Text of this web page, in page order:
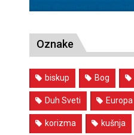
Oznake
biskup Bog
Duh Sveti Europa
korizma kušnja